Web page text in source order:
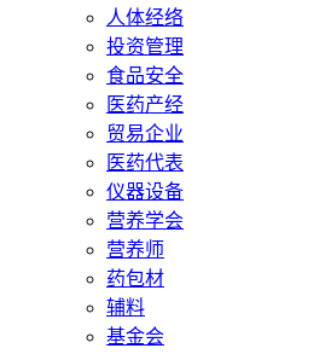
人体经络
投资管理
食品安全
医药产经
贸易企业
医药代表
仪器设备
营养学会
营养师
药包材
辅料
基金会